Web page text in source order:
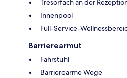
Tresorfach an der
Innenpool
Full-Service-
Barrierearmut
Fahrstuhl
Barrierearme Wege